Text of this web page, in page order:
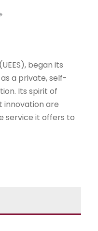
began its
a private, self-
Its spirit of
are
service it offers to